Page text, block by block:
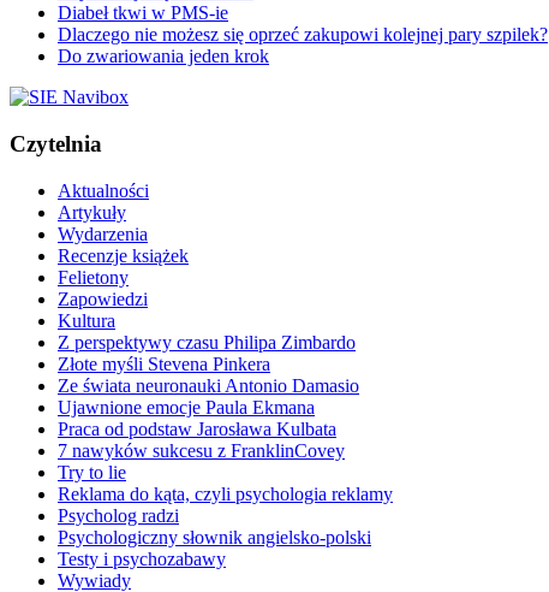
Diabeł tkwi w PMS-ie
Dlaczego nie możesz się oprzeć zakupowi kolejnej pary szpilek?
Do zwariowania jeden krok
Czytelnia
Aktualności
Artykuły
Wydarzenia
Recenzje książek
Felietony
Zapowiedzi
Kultura
Z perspektywy czasu Philipa Zimbardo
Złote myśli Stevena Pinkera
Ze świata neuronauki Antonio Damasio
Ujawnione emocje Paula Ekmana
Praca od podstaw Jarosława Kulbata
7 nawyków sukcesu z FranklinCovey
Try to lie
Reklama do kąta, czyli psychologia reklamy
Psycholog radzi
Psychologiczny słownik angielsko-polski
Testy i psychozabawy
Wywiady